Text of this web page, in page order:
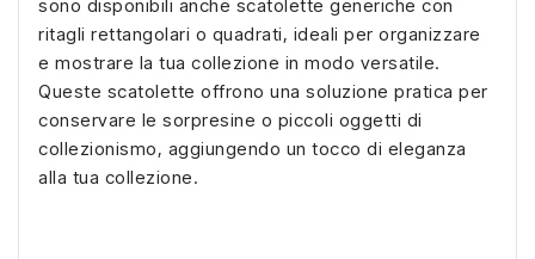
sono disponibili anche scatolette generiche con
ritagli rettangolari o quadrati, ideali per organizzare
e mostrare la tua collezione in modo versatile.
Queste scatolette offrono una soluzione pratica per
conservare le sorpresine o piccoli oggetti di
collezionismo, aggiungendo un tocco di eleganza
alla tua collezione.